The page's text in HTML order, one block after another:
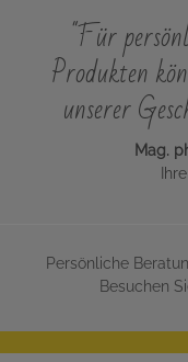
"Für
Produkten
unserer
Mag.
Persönliche
Besuchen